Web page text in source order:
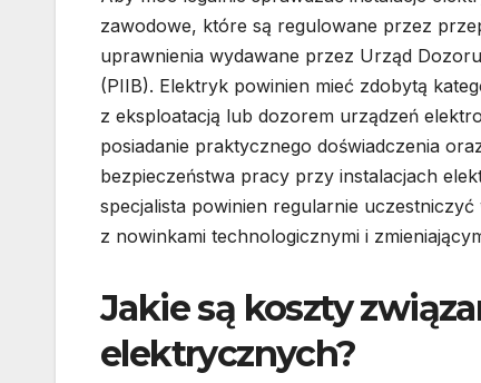
zawodowe, które są regulowane przez
uprawnienia wydawane przez Urząd
(PIIB). Elektryk powinien mieć zdobytą
z eksploatacją lub dozorem urządzeń
posiadanie praktycznego doświadczenia
bezpieczeństwa pracy przy instalacjach
specjalista powinien regularnie
z nowinkami technologicznymi i
Jakie są koszty
elektrycznych?